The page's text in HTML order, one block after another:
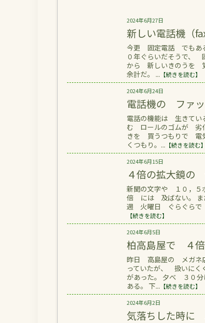
2024年6月27日
新しい電話機（
今更 固定電話 でもあ
０年ぐらいだそうで、
から 新しいきのうを
余計だ。 ... 【続きを読む】
2024年6月24日
電話機の ファ
電話の機能は 生きて
む ロールのゴムが 劣
きを 買うつもりで 電
くつもり。... 【続きを読む】
2024年6月15日
４倍の拡大鏡の
新聞の文字や １０，
倍 には 及ばない。 ま
週 火曜日 ぐらぐらで
【続きを読む】
2024年6月5日
柏高島屋で ４
昨日 高島屋の メガネ
っていたが、 扱いに
があった。 夕べ ３０
ある。 下... 【続きを読む】
2024年6月2日
気落ちした時